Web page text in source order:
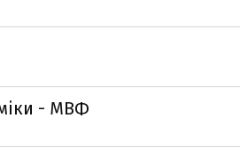
- МВФ